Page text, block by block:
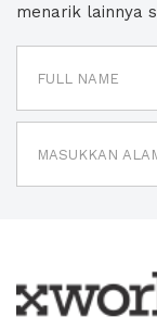
menarik lainnya